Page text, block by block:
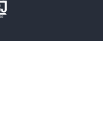
文学